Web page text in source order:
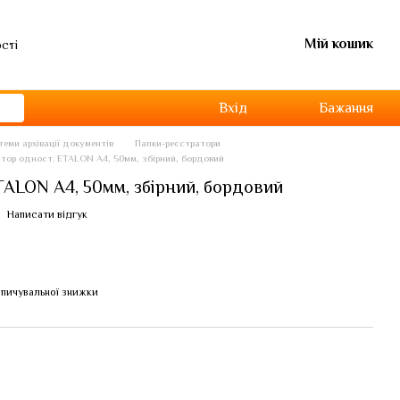
Мій кошик
Вхід Бажання
архівації документів
Папки-реєстратори
одност. ETALON А4, 50мм, збірний, бордовий
А4, 50мм, збірний, бордовий
Написати відгук
знижки